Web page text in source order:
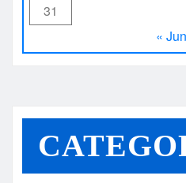
31
« Jun